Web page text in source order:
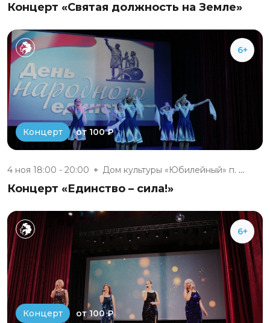
Концерт «Святая должность на Земле»
6+
Концерт от 100 ₽
4 ноя 18:00 - 20:00 Дом культуры «Юбилейный» п. Бе...
Концерт «Единство – сила!»
6+
Концерт от 100 ₽